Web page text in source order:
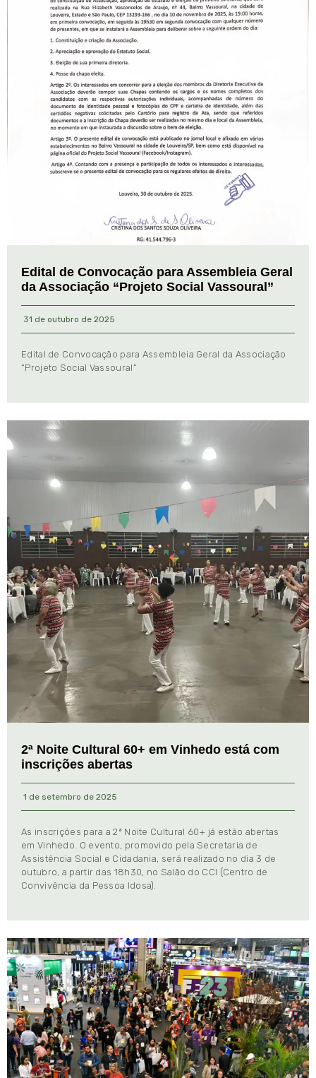
Edital de Convocação para Assembleia Geral
da Associação “Projeto Social Vassoural”
31 de outubro de 2025
Edital de Convocação para Assembleia Geral da Associação
“Projeto Social Vassoural”
2ª Noite Cultural 60+ em Vinhedo está com
inscrições abertas
1 de setembro de 2025
As inscrições para a 2ª Noite Cultural 60+ já estão abertas
em Vinhedo. O evento, promovido pela Secretaria de
Assistência Social e Cidadania, será realizado no dia 3 de
outubro, a partir das 18h30, no Salão do CCI (Centro de
Convivência da Pessoa Idosa).